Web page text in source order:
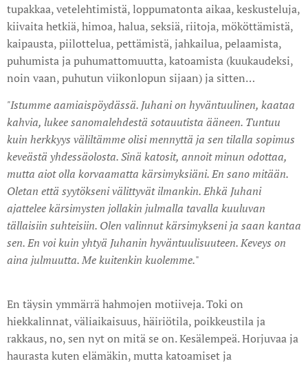
tupakkaa, vetelehtimistä, loppumatonta aikaa, keskusteluja,
kiivaita hetkiä, himoa, halua, seksiä, riitoja, mököttämistä,
kaipausta, piilottelua, pettämistä, jahkailua, pelaamista,
puhumista ja puhumattomuutta, katoamista (kuukaudeksi,
noin vaan, puhutun viikonlopun sijaan) ja sitten…
"Istumme aamiaispöydässä. Juhani on hyväntuulinen, kaataa
kahvia, lukee sanomalehdestä sotauutista ääneen. Tuntuu
kuin herkkyys väliltämme olisi mennyttä ja sen tilalla sopimus
keveästä yhdessäolosta. Sinä katosit, annoit minun odottaa,
mutta aiot olla korvaamatta kärsimyksiäni. En sano mitään.
Oletan että syytökseni välittyvät ilmankin. Ehkä Juhani
ajattelee kärsimysten jollakin julmalla tavalla kuuluvan
tällaisiin suhteisiin. Olen valinnut kärsimykseni ja saan kantaa
sen. En voi kuin yhtyä Juhanin hyväntuulisuuteen. Keveys on
aina julmuutta. Me kuitenkin kuolemme."
En täysin ymmärrä hahmojen motiiveja. Toki on
hiekkalinnat, väliaikaisuus, häiriötila, poikkeustila ja
rakkaus, no, sen nyt on mitä se on. Kesälempeä. Horjuvaa ja
haurasta kuten elämäkin, mutta katoamiset ja